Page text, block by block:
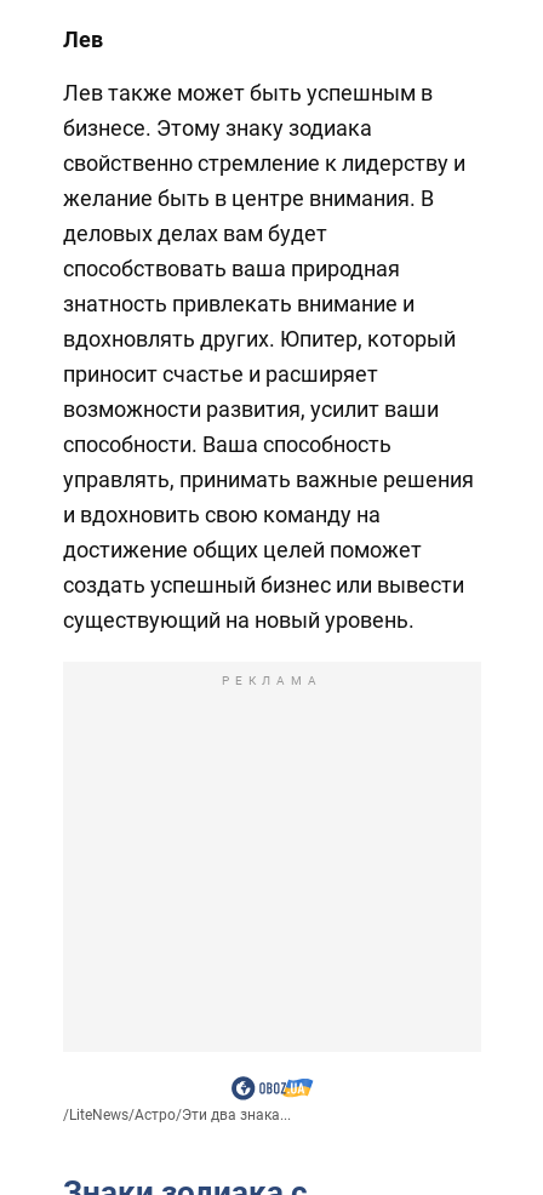
Лев
Лев также может быть успешным в
бизнесе. Этому знаку зодиака
свойственно стремление к лидерству и
желание быть в центре внимания. В
деловых делах вам будет
способствовать ваша природная
знатность привлекать внимание и
вдохновлять других. Юпитер, который
приносит счастье и расширяет
возможности развития, усилит ваши
способности. Ваша способность
управлять, принимать важные решения
и вдохновить свою команду на
достижение общих целей поможет
создать успешный бизнес или вывести
существующий на новый уровень.
РЕКЛАМА
/LiteNews/Астро/Эти два знака...